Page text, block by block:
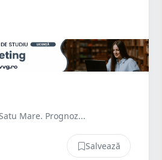
Mare. Prognoz...
Salvează